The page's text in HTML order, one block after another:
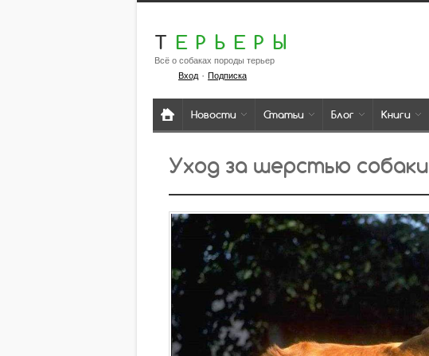
Т ЕРЬЕРЫ
Всё о собаках породы терьер
Вход· Подписка
Новости Статьи Блог Книги
Уход за шерстью собаки